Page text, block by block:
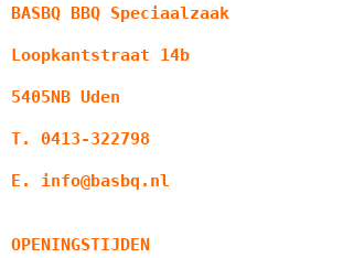
BASBQ BBQ Speciaalzaak
Loopkantstraat 14b
5405NB Uden
T. 0413-322798
E. info@basbq.nl
OPENINGSTIJDEN